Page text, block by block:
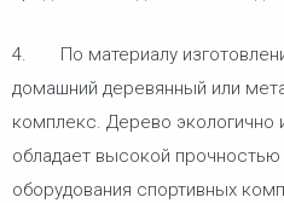
4. По материалу
домашний деревянный или
комплекс. Дерево экологично
обладает высокой прочностью
оборудования спортивных